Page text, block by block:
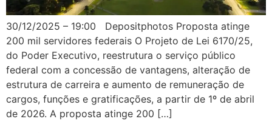
30/12/2025 – 19:00 Depositphotos Proposta atinge
200 mil servidores federais O Projeto de Lei 6170/25,
do Poder Executivo, reestrutura o serviço público
federal com a concessão de vantagens, alteração de
estrutura de carreira e aumento de remuneração de
cargos, funções e gratificações, a partir de 1º de abril
de 2026. A proposta atinge 200 […]